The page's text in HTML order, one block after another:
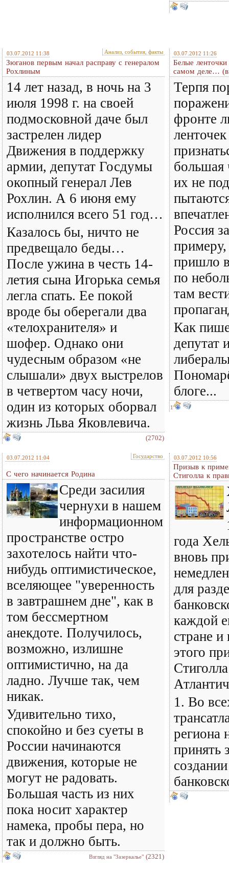
03.07.2012 11:38 Анализ, события, факты
Зюганов первым начал расправу с генералом
Рохлиным
14 лет назад, в ночь на 3
июля 1998 г. на своей
подмосковной даче был
застрелен лидер
Движения в поддержку
армии, депутат Госдумы
окопный генерал Лев
Рохлин. А 6 июня ему
исполнился всего 51 год…
Казалось бы, ничто не
предвещало беды…
После ужина в честь 14-
летия сына Игорька семья
легла спать. Ее покой
вроде бы оберегали два
«телохранителя» и
шофер. Однако они
чудесным образом «не
слышали» двух выстрелов
в четвертом часу ночи,
один из которых оборвал
жизнь Льва Яковлевича.
(2702)
03.07.2012 11:26
Белые
самом деле…
Терпя
фронте
большая
их не
Россия
пришло
по
там
Как
депутат
блоге...
1
03.07.2012 11:04 Государство
С чего начинается Родина
Среди засилия
чернухи в нашем
информационном
пространстве остро
захотелось найти что-
нибудь оптимистическое,
вселяющее "уверенность
в завтрашнем дне", как в
том бессмертном
анекдоте. Получилось,
возможно, излишне
оптимистично, на да
ладно. Лучше так, чем
никак.
Удивительно тихо,
спокойно и без суеты в
России начинаются
движения, которые не
могут не радовать.
Большая часть из них
пока носит характер
намека, пробы пера, но
так и должно быть.
Взгляд на "Зазеркалье" (2321)
03.07.2012 10:56
Призыв к
Стиголла к
года
вновь
для
каждой
стране и
этого
1. Во
региона
принять